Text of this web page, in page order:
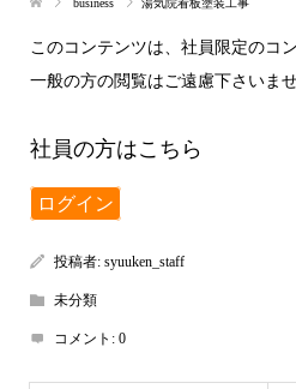
このコンテンツは、社員限定のコ
一般の方の閲覧はご遠慮下さいませ
社員の方はこちら
ログイン
投稿者: syuuken_staff
未分類
コメント: 0